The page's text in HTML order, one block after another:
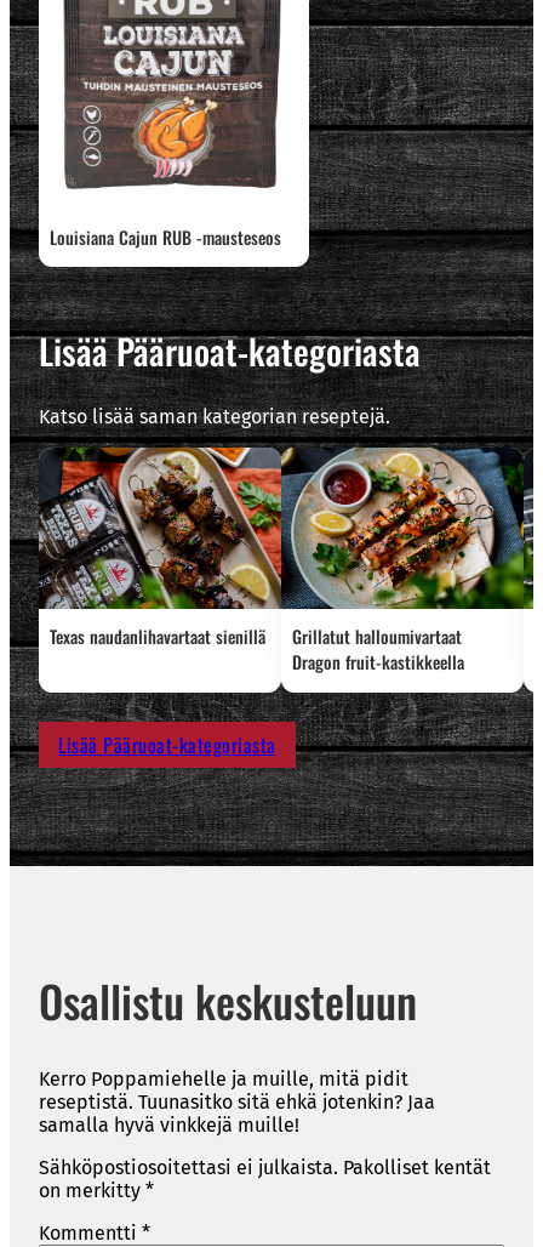
Louisiana Cajun RUB -mausteseos
Lisää Pääruoat-kategoriasta
Katso lisää saman kategorian reseptejä.
Texas naudanlihavartaat sienillä
Grillatut halloumivartaat
Dragon fruit-kastikkeella
Lisää Pääruoat-kategoriasta
Osallistu keskusteluun
Kerro Poppamiehelle ja muille, mitä pidit
reseptistä. Tuunasitko sitä ehkä jotenkin? Jaa
samalla hyvä vinkkejä muille!
Sähköpostiosoitettasi ei julkaista. Pakolliset kentät
on merkitty *
Kommentti *